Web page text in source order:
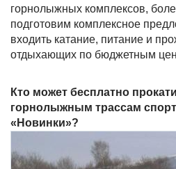
горнолыжных комплексов,
подготовим комплексное
входить катание, питание и
отдыхающих по бюджетным
Кто может бесплатно
горнолыжным трассам
«Новинки»?